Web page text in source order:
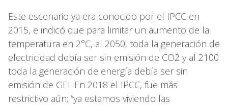
Este escenario ya era conocido por el IPCC en
2015, e indicó que para limitar un aumento de la
temperatura en 2°C, al 2050, toda la generación de
electricidad debía ser sin emisión de CO2 y al 2100
toda la generación de energía debía ser sin
emisión de GEI. En 2018 el IPCC, fue más
restrictivo aún; “ya estamos viviendo las